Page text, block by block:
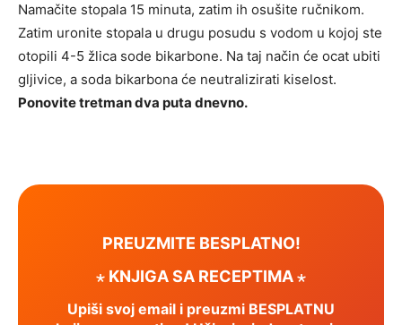
Namačite stopala 15 minuta, zatim ih osušite ručnikom.
Zatim uronite stopala u drugu posudu s vodom u kojoj ste
otopili 4-5 žlica sode bikarbone. Na taj način će ocat ubiti
gljivice, a soda bikarbona će neutralizirati kiselost.
Ponovite tretman dva puta dnevno.
PREUZMITE BESPLATNO!
⋆ KNJIGA SA RECEPTIMA ⋆
Upiši svoj email i preuzmi BESPLATNU